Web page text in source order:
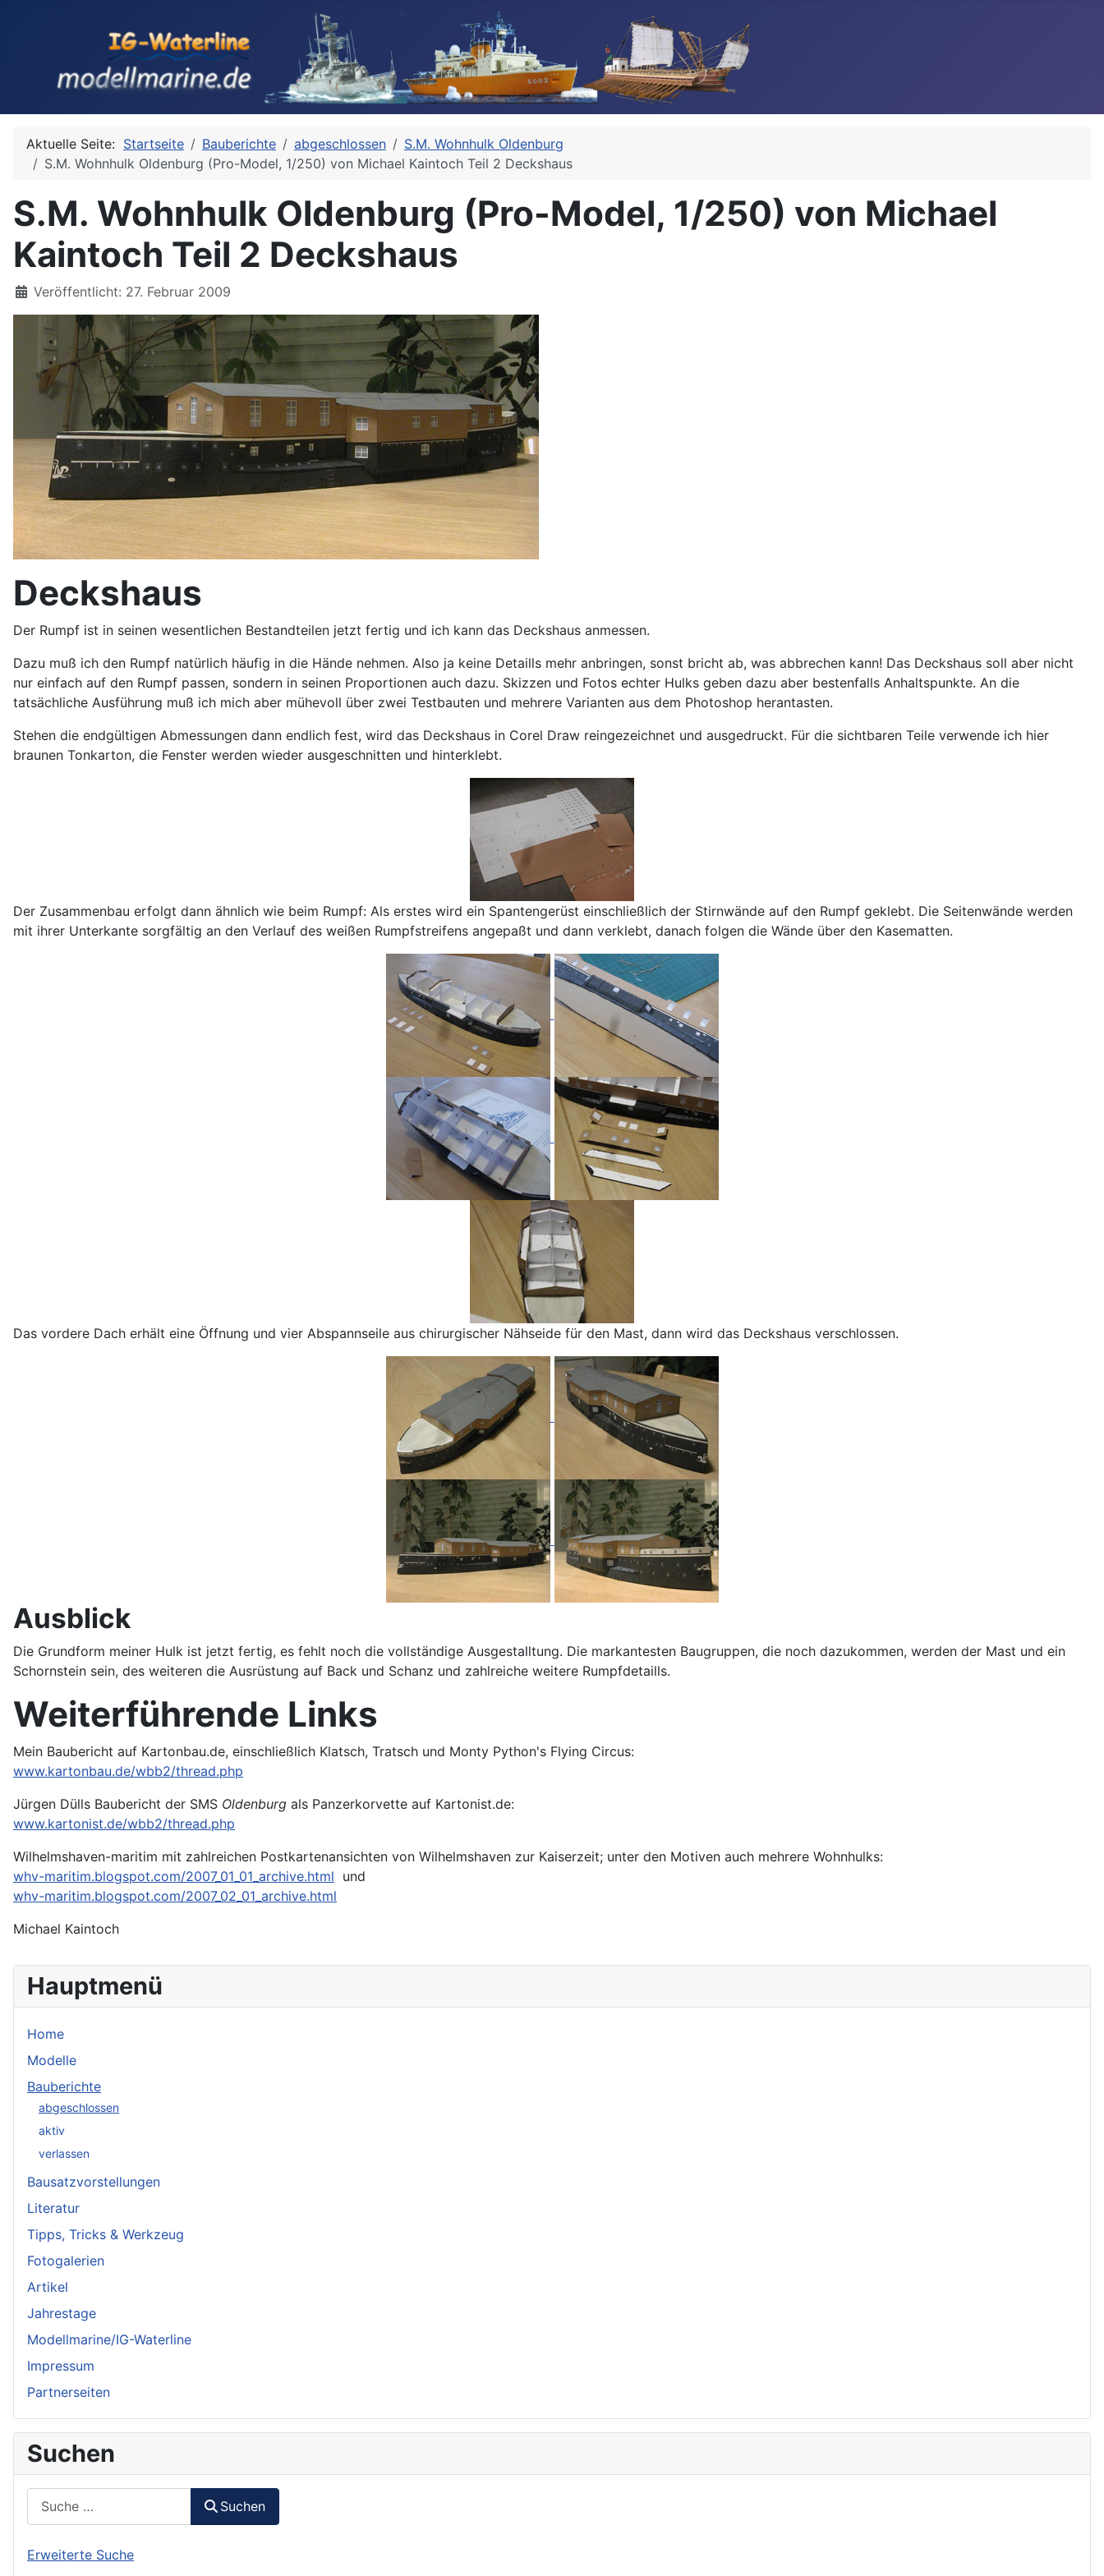
Hauptmenü
Home
Modelle
Bauberichte
abgeschlossen
aktiv
verlassen
Bausatzvorstellungen
Literatur
Tipps, Tricks & Werkzeug
Fotogalerien
Artikel
Jahrestage
Modellmarine/IG-Waterline
Impressum
Partnerseiten
Suchen
Suchen
Erweiterte Suche
Aktuelle Seite: Startseite Bauberichte abgeschlossen
S.M. Wohnhulk Oldenburg
S.M. Wohnhulk Oldenburg (Pro-Model, 1/250) von Michael Kaintoch Teil 2 Deckshaus
S.M. Wohnhulk Oldenburg (Pro-Model, 1/250) von Michael
Kaintoch Teil 2 Deckshaus
Details
Veröffentlicht: 27. Februar 2009
Deckshaus
Der Rumpf ist in seinen wesentlichen Bestandteilen jetzt fertig und ich kann das Deckshaus anmessen.
Dazu muß ich den Rumpf natürlich häufig in die Hände nehmen. Also ja keine Detaills mehr anbringen, sonst bricht ab, was abbrechen kann! Das Deckshaus soll aber nicht
nur einfach auf den Rumpf passen, sondern in seinen Proportionen auch dazu. Skizzen und Fotos echter Hulks geben dazu aber bestenfalls Anhaltspunkte. An die
tatsächliche Ausführung muß ich mich aber mühevoll über zwei Testbauten und mehrere Varianten aus dem Photoshop herantasten.
Stehen die endgültigen Abmessungen dann endlich fest, wird das Deckshaus in Corel Draw reingezeichnet und ausgedruckt. Für die sichtbaren Teile verwende ich hier
braunen Tonkarton, die Fenster werden wieder ausgeschnitten und hinterklebt.
Der Zusammenbau erfolgt dann ähnlich wie beim Rumpf: Als erstes wird ein Spantengerüst einschließlich der Stirnwände auf den Rumpf geklebt. Die Seitenwände werden
mit ihrer Unterkante sorgfältig an den Verlauf des weißen Rumpfstreifens angepaßt und dann verklebt, danach folgen die Wände über den Kasematten.
Das vordere Dach erhält eine Öffnung und vier Abspannseile aus chirurgischer Nähseide für den Mast, dann wird das Deckshaus verschlossen.
Ausblick
Die Grundform meiner Hulk ist jetzt fertig, es fehlt noch die vollständige Ausgestalltung. Die markantesten Baugruppen, die noch dazukommen, werden der Mast und ein
Schornstein sein, des weiteren die Ausrüstung auf Back und Schanz und zahlreiche weitere Rumpfdetaills.
Weiterführende Links
Mein Baubericht auf Kartonbau.de, einschließlich Klatsch, Tratsch und Monty Python's Flying Circus:
www.kartonbau.de/wbb2/thread.php
Jürgen Dülls Baubericht der SMS Oldenburg als Panzerkorvette auf Kartonist.de:
www.kartonist.de/wbb2/thread.php
Wilhelmshaven-maritim mit zahlreichen Postkartenansichten von Wilhelmshaven zur Kaiserzeit; unter den Motiven auch mehrere Wohnhulks:
whv-maritim.blogspot.com/2007_01_01_archive.html und
whv-maritim.blogspot.com/2007_02_01_archive.html
Michael Kaintoch